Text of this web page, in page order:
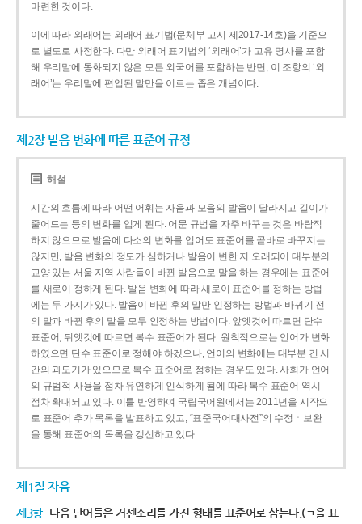
마련한 것이다.
이에 따라 외래어는 외래어 표기법(문체부 고시 제2017-14호)을 기준으
로 별도로 사정한다. 다만 외래어 표기법의 ‘외래어’가 고유 명사를 포함
해 우리말에 동화되지 않은 모든 외국어를 포함하는 반면, 이 조항의 ‘외
래어’는 우리말에 편입된 말만을 이르는 좁은 개념이다.
제2장 발음 변화에 따른 표준어 규정
해설
시간의 흐름에 따라 어떤 어휘는 자음과 모음의 발음이 달라지고 길이가
줄어드는 등의 변화를 입게 된다. 어문 규범을 자주 바꾸는 것은 바람직
하지 않으므로 발음에 다소의 변화를 입어도 표준어를 곧바로 바꾸지는
않지만, 발음 변화의 정도가 심하거나 발음이 변한 지 오래되어 대부분의
교양 있는 서울 지역 사람들이 바뀐 발음으로 말을 하는 경우에는 표준어
를 새로이 정하게 된다. 발음 변화에 따라 새로이 표준어를 정하는 방법
에는 두 가지가 있다. 발음이 바뀐 후의 말만 인정하는 방법과 바뀌기 전
의 말과 바뀐 후의 말을 모두 인정하는 방법이다. 앞엣것에 따르면 단수
표준어, 뒤엣것에 따르면 복수 표준어가 된다. 원칙적으로는 언어가 변화
하였으면 단수 표준어로 정해야 하겠으나, 언어의 변화에는 대부분 긴 시
간의 과도기가 있으므로 복수 표준어로 정하는 경우도 있다. 사회가 언어
의 규범적 사용을 점차 유연하게 인식하게 됨에 따라 복수 표준어 역시
점차 확대되고 있다. 이를 반영하여 국립국어원에서는 2011년을 시작으
로 표준어 추가 목록을 발표하고 있고, “표준국어대사전”의 수정ㆍ보완
을 통해 표준어의 목록을 갱신하고 있다.
제1절 자음
제3항 다음 단어들은 거센소리를 가진 형태를 표준어로 삼는다.(ㄱ을 표